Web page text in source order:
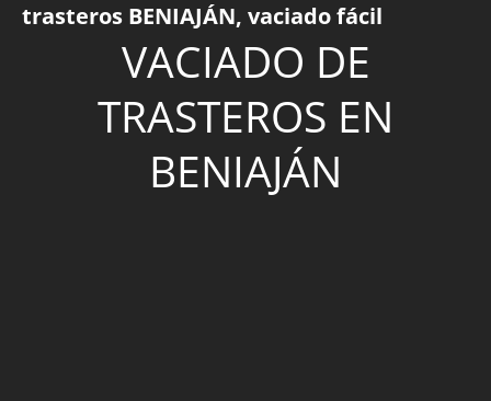
trasteros BENIAJÁN, vaciado fácil
VACIADO DE
TRASTEROS EN
BENIAJÁN